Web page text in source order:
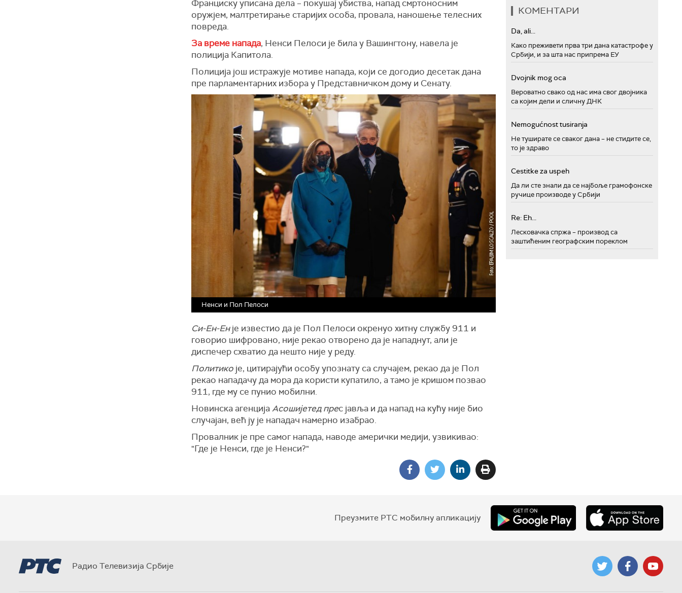
Франциску уписана дела – покушај убиства, напад смртоносним
оружјем, малтретирање старијих особа, провала, наношење телесних
повреда.
За време напада, Ненси Пелоси је била у Вашингтону, навела је
полиција Капитола.
Полиција још истражује мотиве напада, који се догодио десетак дана
пре парламентарних избора у Представничком дому и Сенату.
Ненси и Пол Пелоси
Си-Ен-Енје известио да је Пол Пелоси окренуо хитну службу 911 и
говорио шифровано, није рекао отворено да је нападнут, али је
диспечер схватио да нешто није у реду.
Политико је, цитирајући особу упознату са случајем, рекао да је Пол
рекао нападачу да мора да користи купатило, а тамо је кришом позвао
911, где му се пунио мобилни.
Новинска агенцијаАсошијетед прес јавља и да напад на кућу није био
случајан, већ ју је нападач намерно изабрао.
Провалник је пре самог напада, наводе амерички медији, узвикивао:
"Где је Ненси, где је Ненси?"
КОМЕНТАРИ
Da, ali...
Како преживети прва три дана катастрофе у
Србији, и за шта нас припрема ЕУ
Dvojnik mog oca
Вероватно свако од нас има свог двојника
са којим дели и сличну ДНК
Nemogućnost tusiranja
Не туширате се сваког дана – не стидите се,
то је здраво
Cestitke za uspeh
Да ли сте знали да се најбоље грамофонске
ручице производе у Србији
Re: Eh...
Лесковачка спржа – производ са
заштићеним географским пореклом
Преузмите РТС мобилну апликацију
Радио Телевизија Србије